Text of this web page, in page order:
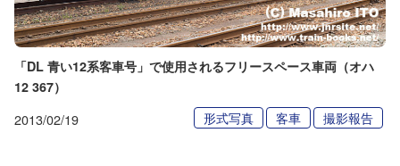
「DL 青い12系客車号」で使用されるフリースペース車両（オハ
12 367）
2013/02/19 形式写真 客車 撮影報告